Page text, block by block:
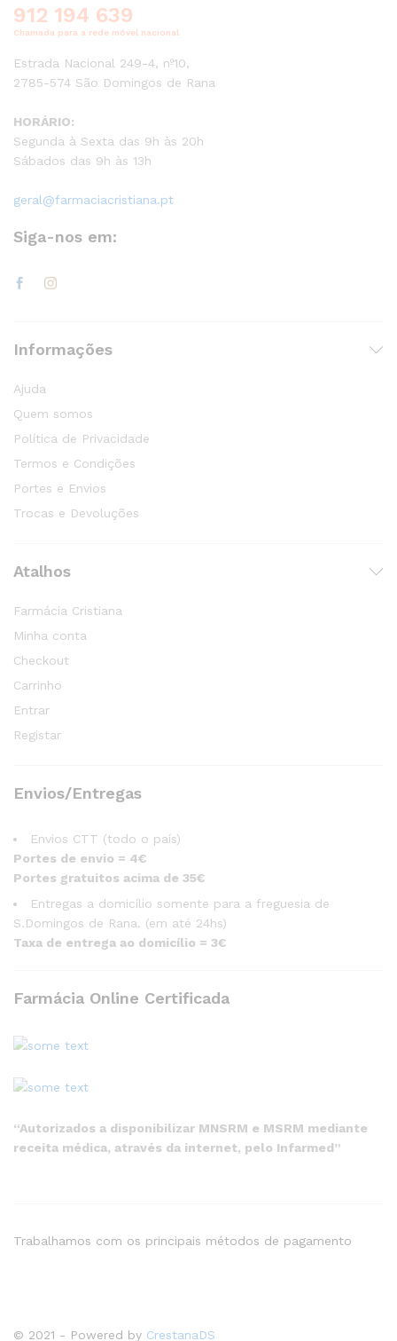
912 194 639
Chamada para a rede móvel nacional
Estrada Nacional 249-4, nº10,
2785-574 São Domingos de Rana
HORÁRIO:
Segunda à Sexta das 9h às 20h
Sábados das 9h às 13h
geral@farmaciacristiana.pt
Siga-nos em:
Informações
Ajuda
Quem somos
Política de Privacidade
Termos e Condições
Portes e Envios
Trocas e Devoluções
Atalhos
Farmácia Cristiana
Minha conta
Checkout
Carrinho
Entrar
Registar
Envios/Entregas
Envios CTT (todo o país)
Portes de envio = 4€
Portes gratuitos acima de 35€
Entregas a domicílio somente para a freguesia de
S.Domingos de Rana. (em até 24hs)
Taxa de entrega ao domicílio = 3€
Farmácia Online Certificada
“Autorizados a disponibilizar MNSRM e MSRM mediante
receita médica, através da internet, pelo Infarmed”
© 2021 - Powered by CrestanaDS
Trabalhamos com os principais métodos de pagamento